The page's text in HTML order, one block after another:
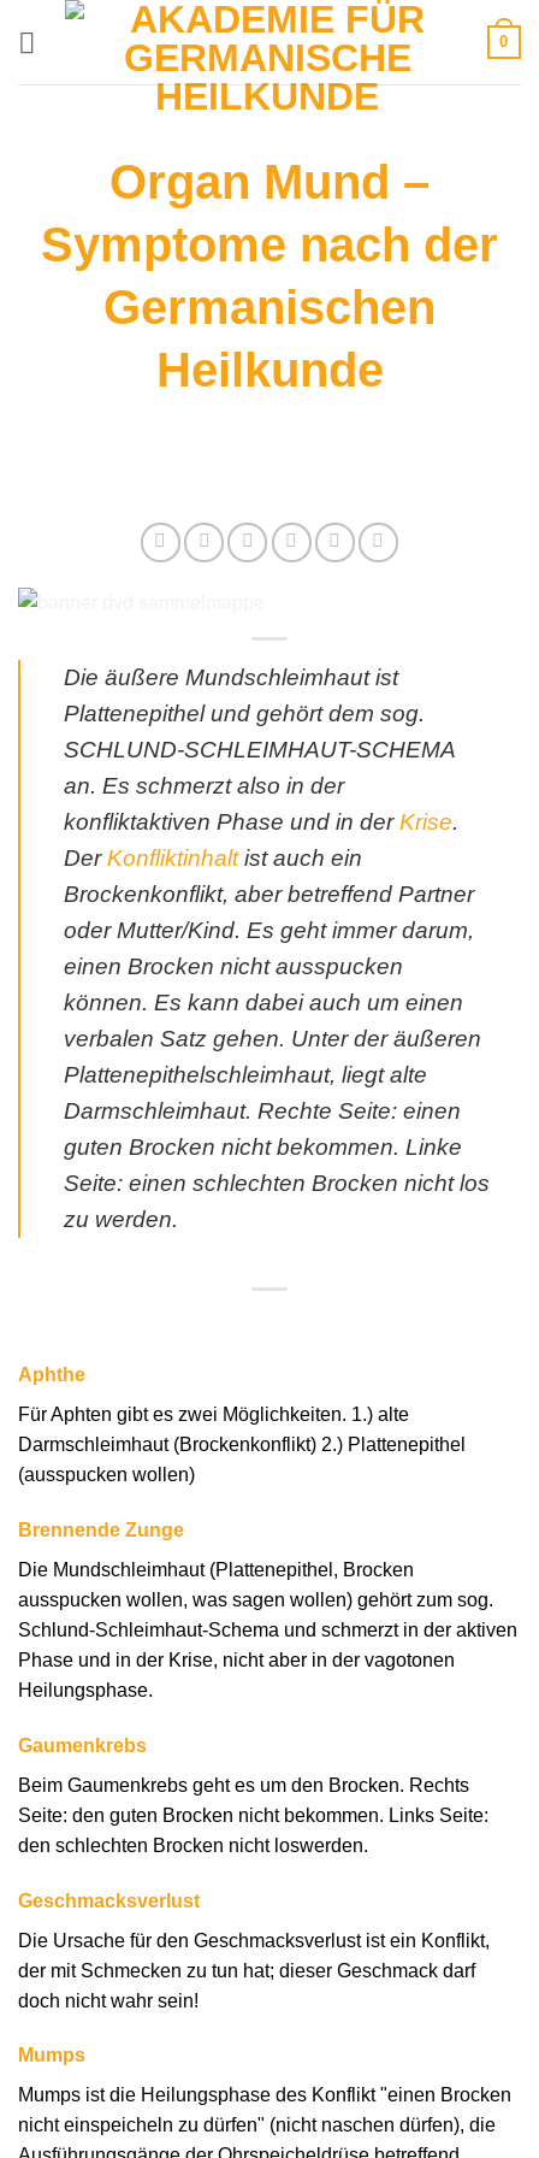
0
Organ Mund –
Symptome nach der
Germanischen
Heilkunde
Die äußere Mundschleimhaut ist
Plattenepithel und gehört dem sog.
SCHLUND-SCHLEIMHAUT-SCHEMA
an. Es schmerzt also in der
konfliktaktiven Phase und in derKrise.
DerKonfliktinhaltist auch ein
Brockenkonflikt, aber betreffend Partner
oder Mutter/Kind. Es geht immer darum,
einen Brocken nicht ausspucken
können. Es kann dabei auch um einen
verbalen Satz gehen. Unter der äußeren
Plattenepithelschleimhaut, liegt alte
Darmschleimhaut. Rechte Seite: einen
guten Brocken nicht bekommen. Linke
Seite: einen schlechten Brocken nicht los
zu werden.
Aphthe
Für Aphten gibt es zwei Möglichkeiten. 1.) alte
Darmschleimhaut (Brockenkonflikt) 2.) Plattenepithel
(ausspucken wollen)
Brennende Zunge
Die Mundschleimhaut (Plattenepithel, Brocken
ausspucken wollen, was sagen wollen) gehört zum sog.
Schlund-Schleimhaut-Schema und schmerzt in der aktiven
Phase und in der Krise, nicht aber in der vagotonen
Heilungsphase.
Gaumenkrebs
Beim Gaumenkrebs geht es um den Brocken. Rechts
Seite: den guten Brocken nicht bekommen. Links Seite:
den schlechten Brocken nicht loswerden.
Geschmacksverlust
Die Ursache für den Geschmacksverlust ist ein Konflikt,
der mit Schmecken zu tun hat; dieser Geschmack darf
doch nicht wahr sein!
Mumps
Mumps ist die Heilungsphase des Konflikt "einen Brocken
nicht einspeicheln zu dürfen" (nicht naschen dürfen), die